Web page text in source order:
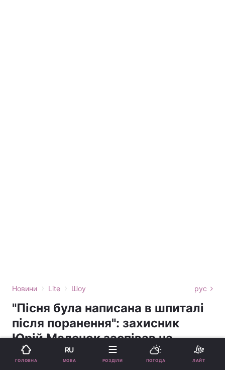
Новини › Lite › Шоу рус
"Пісня була написана в шпиталі
після поранення": захисник
Юрій Маленок заспівав на
"Караоке на майдані"
ГОЛОВНА
RU
МОВА РОЗДІЛИ ПОГОДА ЛАЙТ